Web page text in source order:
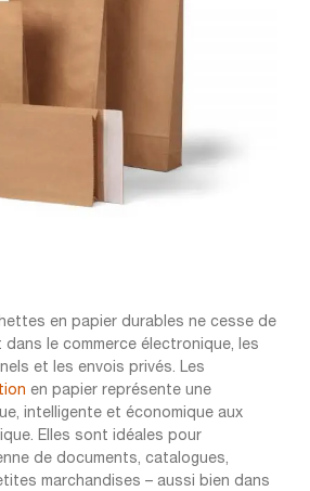
en papier durables ne cesse de
le commerce électronique, les
et les envois privés. Les
en papier représente une
intelligente et économique aux
Elles sont idéales pour
de documents, catalogues,
marchandises – aussi bien dans